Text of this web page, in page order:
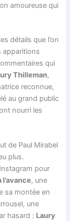
amoureuse qui
détails que l’on
apparitions
qui
Thilleman,
reconnue,
au grand public
nourri les
de Paul Mirabel
plus.
pour
l’avance, une
sa montée en
une
hasard : Laury